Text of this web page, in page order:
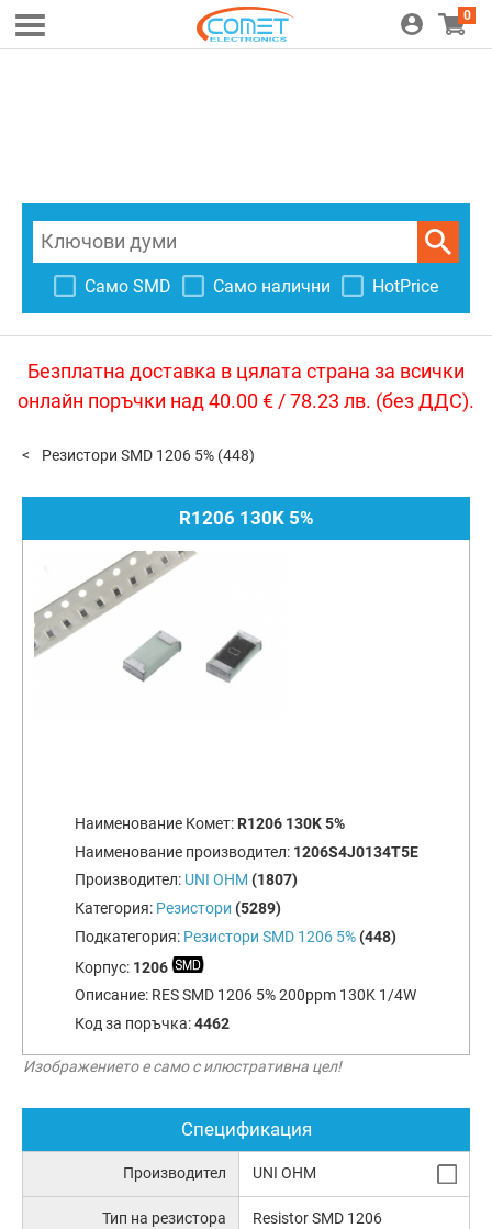
0
Само SMD Само налични HotPrice
Безплатна доставка в цялата страна за всички
онлайн поръчки над 40.00 € / 78.23 лв. (без ДДС).
Резистори SMD 1206 5% (448)
R1206 130K 5%
Наименование Комет: R1206 130K 5%
Наименование производител: 1206S4J0134T5E
Производител: UNI OHM (1807)
Категория: Резистори (5289)
Подкатегория: Резистори SMD 1206 5% (448)
Корпус: 1206
Описание: RES SMD 1206 5% 200ppm 130K 1/4W
Код за поръчка:4462
Изображението е само с илюстративна цел!
Спецификация
Производител UNI OHM
Тип на резистора Resistor SMD 1206